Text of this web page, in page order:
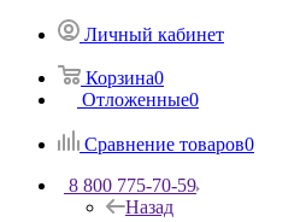
Личный кабинет
Корзина0
Отложенные0
Сравнение товаров0
8 800 775-70-59
Назад